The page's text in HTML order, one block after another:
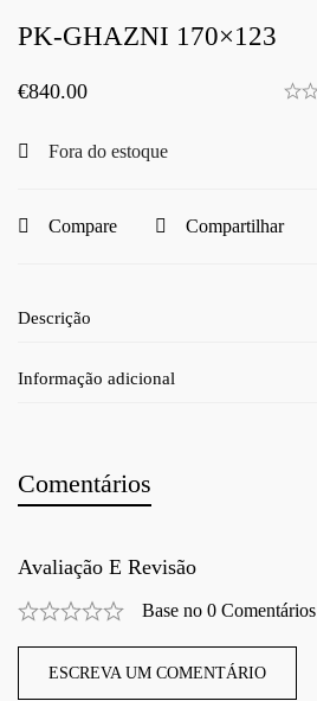
PK-GHAZNI 170×123
€840.00
Fora do estoque
Compare Compartilhar
Descrição
Informação adicional
Comentários
Avaliação E Revisão
Base no 0 Comentários
ESCREVA UM COMENTÁRIO